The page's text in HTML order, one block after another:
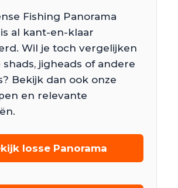
Fishing Panorama
al kant-en-klaar
Wil je toch vergelijken
shads, jigheads of andere
Bekijk dan ook onze
en relevante
losse Panorama